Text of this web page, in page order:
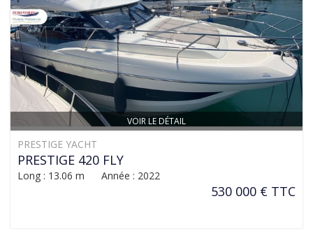
VOIR LE DÉTAIL
PRESTIGE YACHT
PRESTIGE 420 FLY
Long : 13.06 m Année : 2022
530 000 € TTC